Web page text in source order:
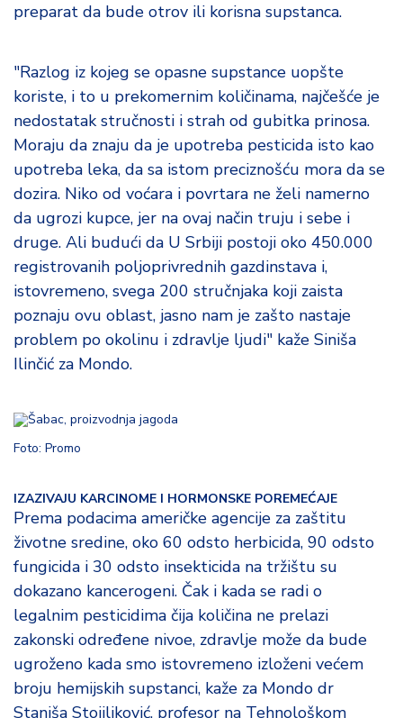
preparat da bude otrov ili korisna supstanca.
"Razlog iz kojeg se opasne supstance uopšte
koriste, i to u prekomernim količinama, najčešće je
nedostatak stručnosti i strah od gubitka prinosa.
Moraju da znaju da je upotreba pesticida isto kao
upotreba leka, da sa istom preciznošću mora da se
dozira. Niko od voćara i povrtara ne želi namerno
da ugrozi kupce, jer na ovaj način truju i sebe i
druge. Ali budući da U Srbiji postoji oko 450.000
registrovanih poljoprivrednih gazdinstava i,
istovremeno, svega 200 stručnjaka koji zaista
poznaju ovu oblast, jasno nam je zašto nastaje
problem po okolinu i zdravlje ljudi" kaže Siniša
Ilinčić za Mondo.
Foto: Promo
IZAZIVAJU KARCINOME I HORMONSKE POREMEĆAJE
Prema podacima američke agencije za zaštitu
životne sredine, oko 60 odsto herbicida, 90 odsto
fungicida i 30 odsto insekticida na tržištu su
dokazano kancerogeni. Čak i kada se radi o
legalnim pesticidima čija količina ne prelazi
zakonski određene nivoe, zdravlje može da bude
ugroženo kada smo istovremeno izloženi većem
broju hemijskih supstanci, kaže za Mondo dr
Staniša Stojiljković, profesor na Tehnološkom